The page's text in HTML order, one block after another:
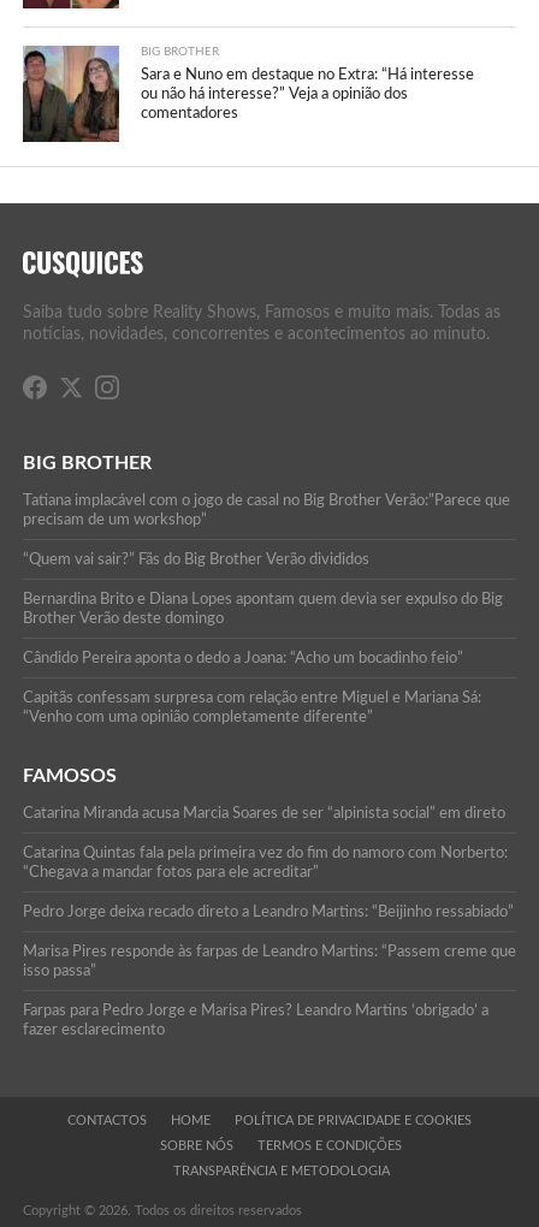
BIG BROTHER
Sara e Nuno em destaque no Extra: “Há interesse
ou não há interesse?” Veja a opinião dos
comentadores
Saiba tudo sobre Reality Shows, Famosos e muito mais. Todas as
notícias, novidades, concorrentes e acontecimentos ao minuto.
BIG BROTHER
Tatiana implacável com o jogo de casal no Big Brother Verão:”Parece que
precisam de um workshop”
“Quem vai sair?” Fãs do Big Brother Verão divididos
Bernardina Brito e Diana Lopes apontam quem devia ser expulso do Big
Brother Verão deste domingo
Cândido Pereira aponta o dedo a Joana: “Acho um bocadinho feio”
Capitãs confessam surpresa com relação entre Miguel e Mariana Sá:
“Venho com uma opinião completamente diferente”
FAMOSOS
Catarina Miranda acusa Marcia Soares de ser “alpinista social” em direto
Catarina Quintas fala pela primeira vez do fim do namoro com Norberto:
“Chegava a mandar fotos para ele acreditar”
Pedro Jorge deixa recado direto a Leandro Martins: “Beijinho ressabiado”
Marisa Pires responde às farpas de Leandro Martins: “Passem creme que
isso passa”
Farpas para Pedro Jorge e Marisa Pires? Leandro Martins ‘obrigado’ a
fazer esclarecimento
CONTACTOS HOME
POLÍTICA DE PRIVACIDADE E COOKIES
SOBRE NÓS
TERMOS E CONDIÇÕES
TRANSPARÊNCIA E METODOLOGIA
Copyright © 2026. Todos os direitos reservados